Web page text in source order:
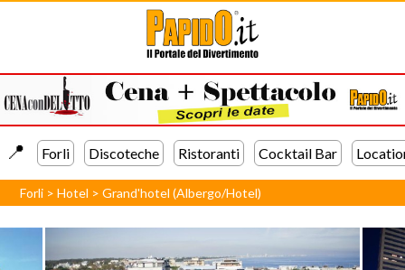
📍️ Forli Discoteche Ristoranti Cocktail Bar
Forli >Hotel >Grand'hotel (Albergo/Hotel)